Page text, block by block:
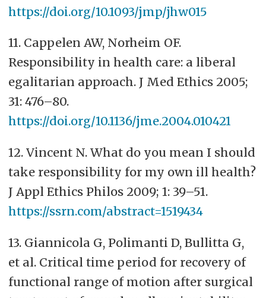
https://doi.org/10.1093/jmp/jhw015
11. Cappelen AW, Norheim OF.
Responsibility in health care: a liberal
egalitarian approach. J Med Ethics 2005;
31: 476–80.
https://doi.org/10.1136/jme.2004.010421
12. Vincent N. What do you mean I should
take responsibility for my own ill health?
J Appl Ethics Philos 2009; 1: 39–51.
https://ssrn.com/abstract=1519434
13. Giannicola G, Polimanti D, Bullitta G,
et al. Critical time period for recovery of
functional range of motion after surgical